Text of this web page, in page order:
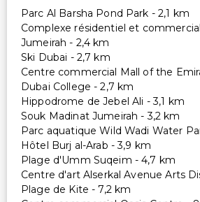
Parc Al Barsha Pond Park - 2,1 km
Complexe résidentiel et
Jumeirah - 2,4 km
Ski Dubai - 2,7 km
Centre commercial Mall of the
Dubai College - 2,7 km
Hippodrome de Jebel Ali - 3,1 km
Souk Madinat Jumeirah - 3,2 km
Parc aquatique Wild Wadi Water
Hôtel Burj al-Arab - 3,9 km
Plage d'Umm Suqeim - 4,7 km
Centre d'art Alserkal Avenue Arts
Plage de Kite - 7,2 km